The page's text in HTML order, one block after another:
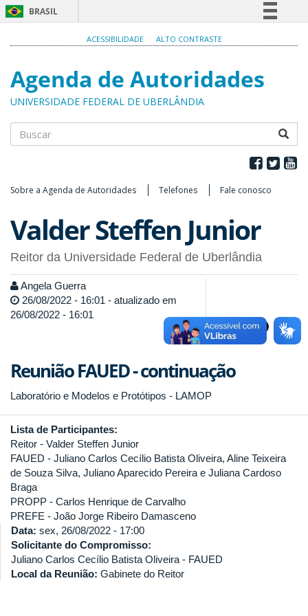
BRASIL
Participe
Acesso à informação
ACESSIBILIDADE ALTO CONTRASTE
Agenda de Autoridades
UNIVERSIDADE FEDERAL DE UBERLÂNDIA
Sobre a Agenda de Autoridades Telefones Fale conosco
Valder Steffen Junior
Reitor da Universidade Federal de Uberlândia
Angela Guerra
26/08/2022 - 16:01 - atualizado em
26/08/2022 - 16:01
Reunião FAUED - continuação
Laboratório e Modelos e Protótipos - LAMOP
Lista de Participantes:
Reitor - Valder Steffen Junior
FAUED - Juliano Carlos Cecílio Batista Oliveira, Aline Teixeira
de Souza Silva, Juliano Aparecido Pereira e Juliana Cardoso
Braga
PROPP - Carlos Henrique de Carvalho
PREFE - João Jorge Ribeiro Damasceno
Data: sex, 26/08/2022 - 17:00
Solicitante do Compromisso:
Juliano Carlos Cecílio Batista Oliveira - FAUED
Local da Reunião: Gabinete do Reitor